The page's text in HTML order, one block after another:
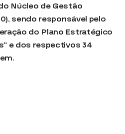
Núcleo de Gestão
sendo responsável pelo
do Plano Estratégico
e dos respectivos 34